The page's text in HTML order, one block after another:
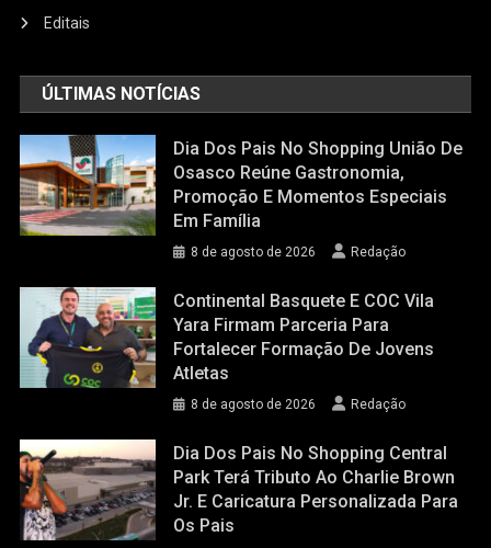
Editais
ÚLTIMAS NOTÍCIAS
Dia Dos Pais No Shopping União De
Osasco Reúne Gastronomia,
Promoção E Momentos Especiais
Em Família
8 de agosto de 2026 Redação
Continental Basquete E COC Vila
Yara Firmam Parceria Para
Fortalecer Formação De Jovens
Atletas
8 de agosto de 2026 Redação
Dia Dos Pais No Shopping Central
Park Terá Tributo Ao Charlie Brown
Jr. E Caricatura Personalizada Para
Os Pais